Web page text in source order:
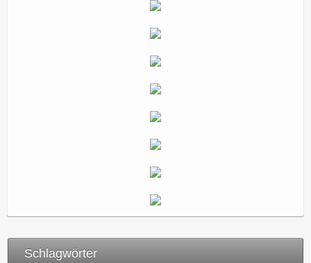
Schlagwörter